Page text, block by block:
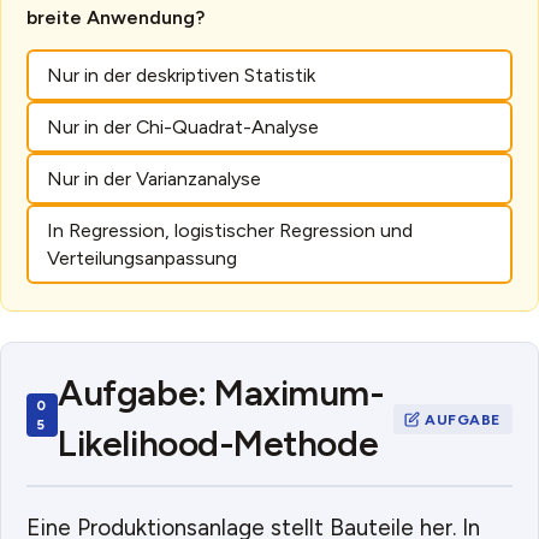
breite Anwendung?
Nur in der deskriptiven Statistik
Nur in der Chi-Quadrat-Analyse
Nur in der Varianzanalyse
In Regression, logistischer Regression und
Verteilungsanpassung
Aufgabe: Maximum-
Likelihood-Methode
Eine Produktionsanlage stellt Bauteile her. In